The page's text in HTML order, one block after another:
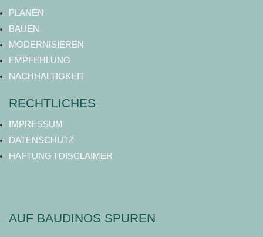
PLANEN
BAUEN
MODERNISIEREN
EMPFEHLUNG
NACHHALTIGKEIT
RECHTLICHES
IMPRESSUM
DATENSCHUTZ
HAFTUNG I DISCLAIMER
AUF BAUDINOS SPUREN